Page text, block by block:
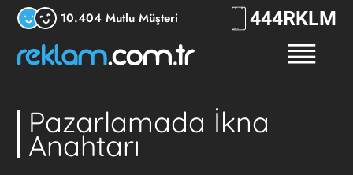
10.404 Mutlu Müşteri 444RKLM
Pazarlamada İkna
Anahtarı